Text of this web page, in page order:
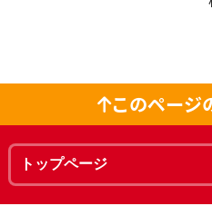
このページ